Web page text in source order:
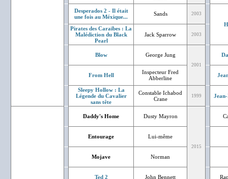
Desperados 2 - Il était
une fois au Méxique...
Sands 2003
Pirates des Caraïbes : La
Malédiction du Black
Pearl
Jack Sparrow 2003
Blow George Jung
2001
From Hell
Inspecteur Fred
Abberline
Sleepy Hollow : La
Légende du Cavalier
sans tête
Constable Ichabod
Crane
1999
Daddy's Home Dusty Mayron
2015
Entourage Lui-même
Mojave Norman
Ted 2 John Bennett